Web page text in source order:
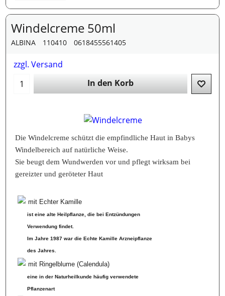
Windelcreme 50ml
ALBINA 110410 0618455561405
zzgl. Versand
In den Korb
Die Windelcreme schützt die empfindliche Haut in Babys
Windelbereich auf natürliche Weise.
Sie beugt dem Wundwerden vor und pflegt wirksam bei
gereizter und geröteter Haut
mit Echter Kamille
ist eine alte Heilpflanze, die bei Entzündungen
Verwendung findet.
Im Jahre 1987 war die Echte Kamille Arzneipflanze
des Jahres.
mit Ringelblume (Calendula)
eine in der Naturheilkunde häufig verwendete
Pflanzenart